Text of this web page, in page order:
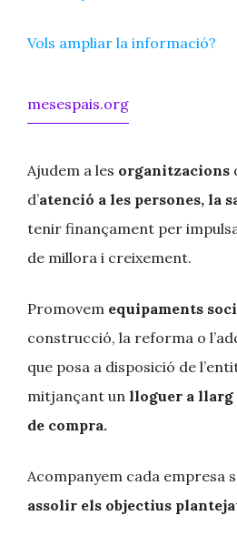
Vols ampliar la informació?
mesespais.org
Ajudem a les organitzacions
d’atenció a les persones, la
tenir finançament per
de millora i creixement.
Promovem equipaments
construcció, la reforma o
que posa a disposició de
mitjançant un lloguer a llarg
de compra.
Acompanyem cada empresa
assolir els objectius